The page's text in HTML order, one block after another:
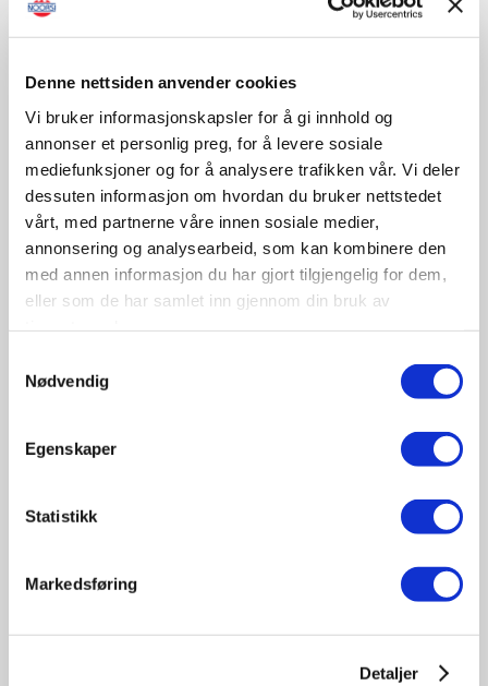
Denne nettsiden anvender cookies
Vi bruker informasjonskapsler for å gi innhold og
annonser et personlig preg, for å levere sosiale
mediefunksjoner og for å analysere trafikken vår. Vi deler
dessuten informasjon om hvordan du bruker nettstedet
vårt, med partnerne våre innen sosiale medier,
annonsering og analysearbeid, som kan kombinere den
med annen informasjon du har gjort tilgjengelig for dem,
eller som de har samlet inn gjennom din bruk av
Nødvendig
Egenskaper
Statistikk
Markedsføring
Detaljer
09-10
Sted: Clarion Hotel & Congress Oslo Airport, Hans